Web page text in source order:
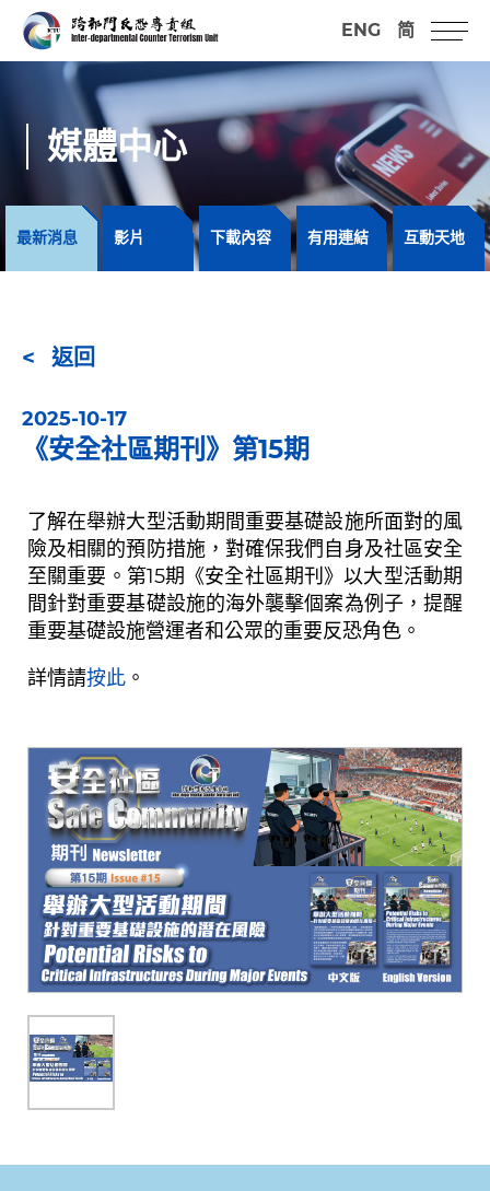
ENG 简
媒體中心
最新消息 影片 下載內容 有用連結 互動天地
返回
2025-10-17
《安全社區期刊》第15期
了解在舉辦大型活動期間重要基礎設施所面對的風
險及相關的預防措施，對確保我們自身及社區安全
至關重要。第15期《安全社區期刊》以大型活動期
間針對重要基礎設施的海外襲擊個案為例子，提醒
重要基礎設施營運者和公眾的重要反恐角色。
詳情請按此 。